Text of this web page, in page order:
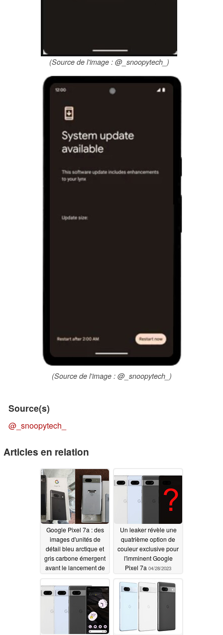
(Source de l'image : @_snoopytech_)
(Source de l'image : @_snoopytech_)
Source(s)
@_snoopytech_
Articles en relation
Google Pixel 7a : des
images d'unités de
détail bleu arctique et
gris carbone émergent
avant le lancement de
Un leaker révèle une
quatrième option de
couleur exclusive pour
l'imminent Google
Pixel 7a 04/28/2023